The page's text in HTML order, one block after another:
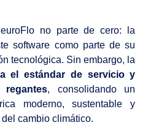
no parte de cero: la
software como parte de su
tecnológica. Sin embargo, la
el estándar de servicio y
, consolidando un
moderno, sustentable y
cambio climático.